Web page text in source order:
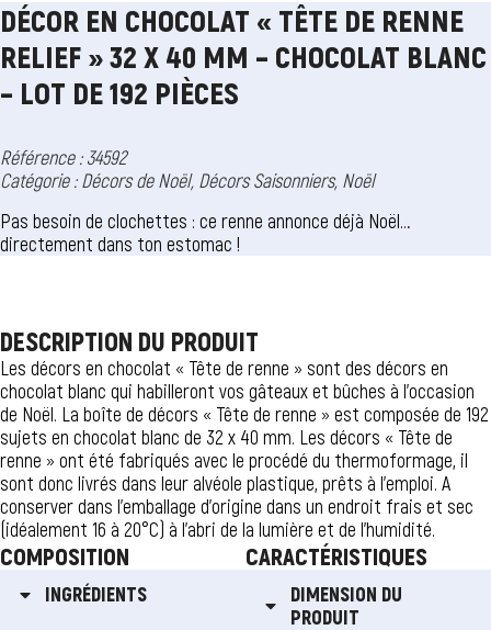
DÉCOR EN CHOCOLAT « TÊTE DE RENNE
RELIEF » 32 X 40 MM – CHOCOLAT BLANC
– LOT DE 192 PIÈCES
Référence : 34592
Catégorie :Décors de Noël, Décors Saisonniers, Noël
Pas besoin de clochettes : ce renne annonce déjà Noël…
directement dans ton estomac !
DESCRIPTION DU PRODUIT
Les décors en chocolat « Tête de renne » sont des décors en
chocolat blanc qui habilleront vos gâteaux et bûches à l’occasion
de Noël. La boîte de décors « Tête de renne » est composée de 192
sujets en chocolat blanc de 32 x 40 mm. Les décors « Tête de
renne » ont été fabriqués avec le procédé du thermoformage, il
sont donc livrés dans leur alvéole plastique, prêts à l’emploi. A
conserver dans l’emballage d’origine dans un endroit frais et sec
(idéalement 16 à 20°C) à l’abri de la lumière et de l’humidité.
COMPOSITION
INGRÉDIENTS
CARACTÉRISTIQUES
DIMENSION DU
PRODUIT